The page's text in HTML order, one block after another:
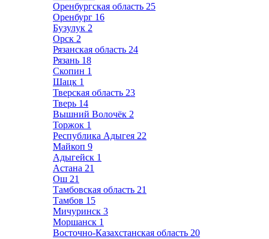
Оренбургская область 25
Оренбург 16
Бузулук 2
Орск 2
Рязанская область 24
Рязань 18
Скопин 1
Шацк 1
Тверская область 23
Тверь 14
Вышний Волочёк 2
Торжок 1
Республика Адыгея 22
Майкоп 9
Адыгейск 1
Астана 21
Ош 21
Тамбовская область 21
Тамбов 15
Мичуринск 3
Моршанск 1
Восточно-Казахстанская область 20